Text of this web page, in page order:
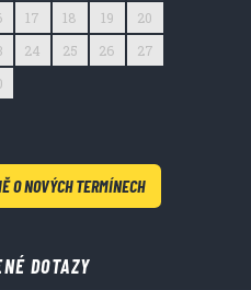
17 18 19
20
24 25 26
27
O NOVÝCH TERMÍNECH
DOTAZY